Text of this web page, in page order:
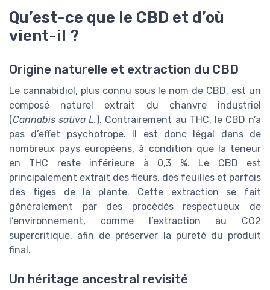
Qu’est-ce que le CBD et d’où
vient-il ?
Origine naturelle et extraction du CBD
Le cannabidiol, plus connu sous le nom de CBD, est un
composé naturel extrait du chanvre industriel
(Cannabis sativa L.). Contrairement au THC, le CBD n’a
pas d’effet psychotrope. Il est donc légal dans de
nombreux pays européens, à condition que la teneur
en THC reste inférieure à 0,3 %. Le CBD est
principalement extrait des fleurs, des feuilles et parfois
des tiges de la plante. Cette extraction se fait
généralement par des procédés respectueux de
l’environnement, comme l’extraction au CO2
supercritique, afin de préserver la pureté du produit
final.
Un héritage ancestral revisité